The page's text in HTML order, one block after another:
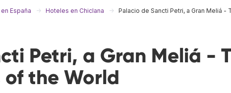
España Hoteles en Chiclana Palacio de Sancti Petri, a Gran Meliá
Petri, a Gran Meliá -
of the World